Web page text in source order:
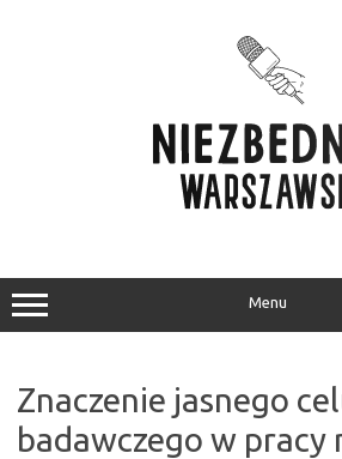
Menu
Znaczenie jasnego
badawczego w pracy